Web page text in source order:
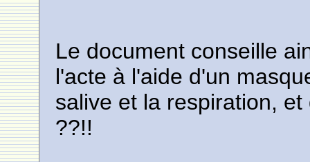
Le document conseille
l'acte à l'aide d'un
salive et la respiration,
??!!